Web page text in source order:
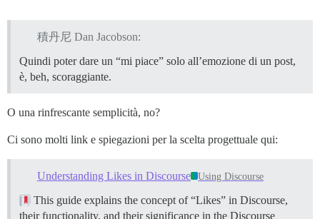
積丹尼 Dan Jacobson:
Quindi poter dare un “mi piace” solo all’emozione di un post,
è, beh, scoraggiante.
O una rinfrescante semplicità, no?
Ci sono molti link e spiegazioni per la scelta progettuale qui:
Understanding Likes in Discourse Using Discourse
This guide explains the concept of “Likes” in Discourse,
their functionality, and their significance in the Discourse